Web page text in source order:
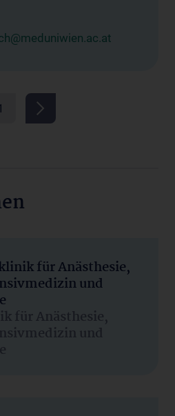
für Anästhesie,
und
für Anästhesie,
und